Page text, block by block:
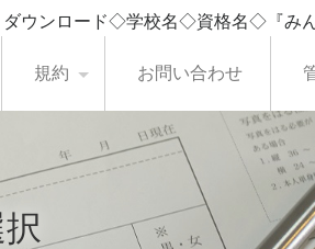
ウンロード◇学校名◇資格名◇『み
規約 お問い合わせ